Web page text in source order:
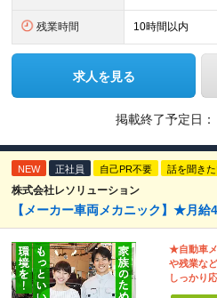
残業時間 10時間以内
求人を見る
掲載終了予定日：
NEW 正社員 自己PR不要 話を聞き
株式会社レソリューション
【メーカー車両メカニック】★月
★自動車
や残業な
しっかり